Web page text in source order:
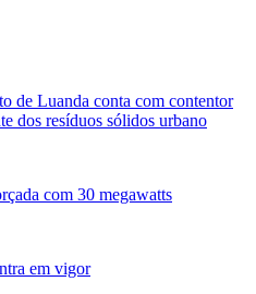
de Luanda conta com contentor
dos resíduos sólidos urbano
com 30 megawatts
em vigor